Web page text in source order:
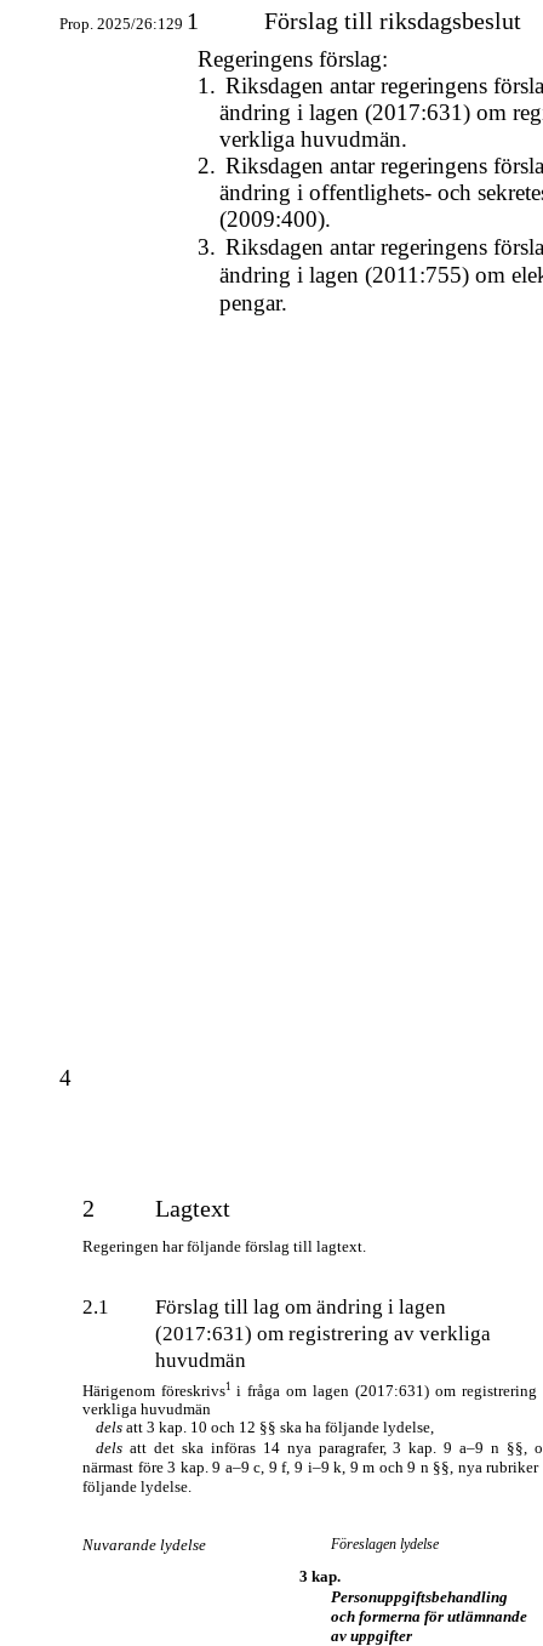
Prop. 2025/26:129 1 Förslag till riksdagsbeslut
Regeringens förslag:
1. Riksdagen antar regeringens
ändring i lagen (2017:631) om
verkliga huvudmän.
2. Riksdagen antar regeringens
ändring i offentlighets- och
(2009:400).
3. Riksdagen antar regeringens
ändring i lagen (2011:755) om
pengar.
4
2 Lagtext
Regeringen har följande förslag till lagtext.
2.1
Förslag till lag om ändring i lagen
(2017:631) om registrering av verkliga
huvudmän
Härigenom föreskrivs1 i fråga om lagen (2017:631) om registrering
verkliga huvudmän
dels att 3 kap. 10 och 12 §§ ska ha följande lydelse,
dels att det ska införas 14 nya paragrafer, 3 kap. 9a–9 n §§,
närmast före 3 kap. 9 a–9 c, 9 f, 9 i–9 k, 9 m och 9 n §§, nya rubriker
följande lydelse.
Nuvarande lydelse Föreslagen lydelse
3 kap.
Personuppgiftsbehandling
och formerna för utlämnande
av uppgifter